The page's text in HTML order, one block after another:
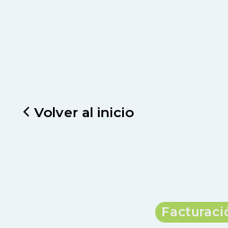
Volver al inicio